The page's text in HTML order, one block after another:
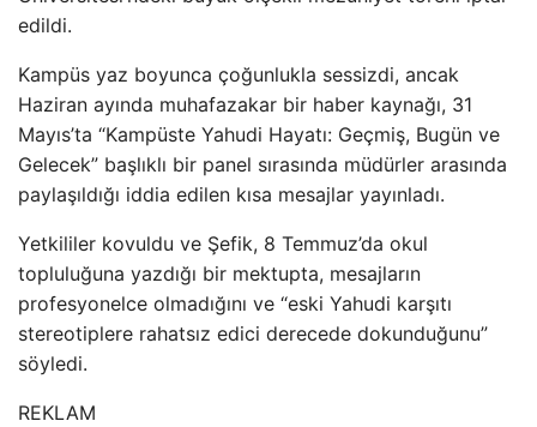
edildi.
Kampüs yaz boyunca çoğunlukla sessizdi, ancak
Haziran ayında muhafazakar bir haber kaynağı, 31
Mayıs’ta “Kampüste Yahudi Hayatı: Geçmiş, Bugün ve
Gelecek” başlıklı bir panel sırasında müdürler arasında
paylaşıldığı iddia edilen kısa mesajlar yayınladı.
Yetkililer kovuldu ve Şefik, 8 Temmuz’da okul
topluluğuna yazdığı bir mektupta, mesajların
profesyonelce olmadığını ve “eski Yahudi karşıtı
stereotiplere rahatsız edici derecede dokunduğunu”
söyledi.
REKLAM